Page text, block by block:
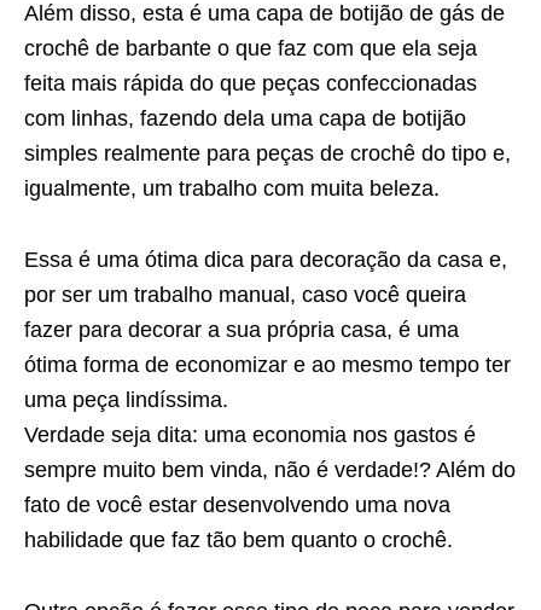
Além disso, esta é uma capa de botijão de gás de
crochê de barbante o que faz com que ela seja
feita mais rápida do que peças confeccionadas
com linhas, fazendo dela uma capa de botijão
simples realmente para peças de crochê do tipo e,
igualmente, um trabalho com muita beleza.
Essa é uma ótima dica para decoração da casa e,
por ser um trabalho manual, caso você queira
fazer para decorar a sua própria casa, é uma
ótima forma de economizar e ao mesmo tempo ter
uma peça lindíssima.
Verdade seja dita: uma economia nos gastos é
sempre muito bem vinda, não é verdade!? Além do
fato de você estar desenvolvendo uma nova
habilidade que faz tão bem quanto o crochê.